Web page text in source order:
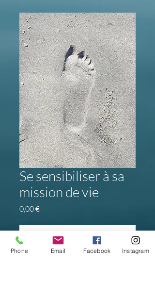
Se sensibiliser à sa
mission de vie
0,00 €Prix
Ajouter au panier
Phone Email Facebook Instagram